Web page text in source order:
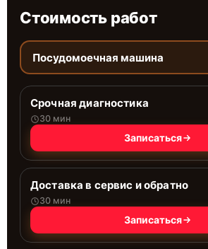
Стоимость работ
Посудомоечная машина
Срочная диагностика
30 мин
Записаться
Доставка в сервис и обратно
30 мин
Записаться